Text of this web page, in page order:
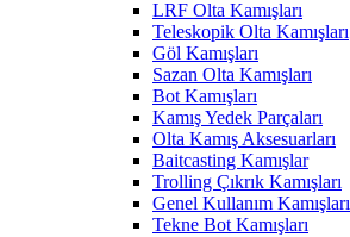
LRF Olta Kamışları
Teleskopik Olta Kamışları
Göl Kamışları
Sazan Olta Kamışları
Bot Kamışları
Kamış Yedek Parçaları
Olta Kamış Aksesuarları
Baitcasting Kamışlar
Trolling Çıkrık Kamışları
Genel Kullanım Kamışları
Tekne Bot Kamışları